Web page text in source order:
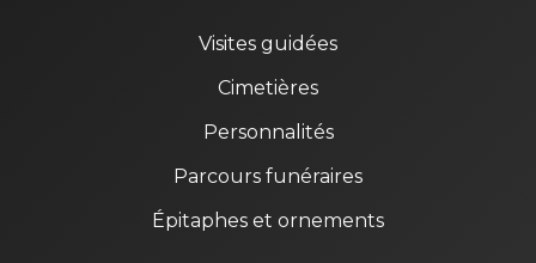
Visites guidées
Cimetières
Personnalités
Parcours funéraires
Épitaphes et ornements